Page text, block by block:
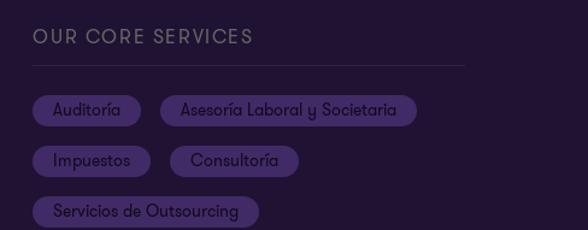
OUR CORE SERVICES
Auditoría Asesoría Laboral y Societaria
Impuestos Consultoría
Servicios de Outsourcing